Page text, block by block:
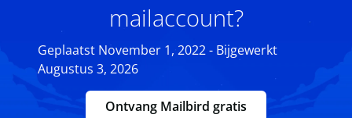
mailaccount?
Geplaatst November 1, 2022 - Bijgewerkt
Augustus 3, 2026
Ontvang Mailbird gratis